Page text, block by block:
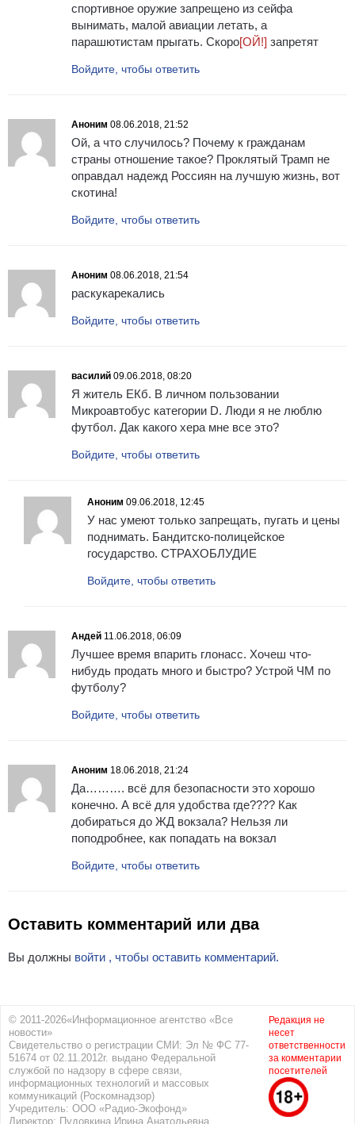
спортивное оружие запрещено из сейфа
вынимать, малой авиации летать, а
парашютистам прыгать. Скоро[ОЙ!] запретят
Войдите, чтобы ответить
Аноним 08.06.2018, 21:52
Ой, а что случилось? Почему к гражданам
страны отношение такое? Проклятый Трамп не
оправдал надежд Россиян на лучшую жизнь, вот
скотина!
Войдите, чтобы ответить
Аноним 08.06.2018, 21:54
раскукарекались
Войдите, чтобы ответить
василий 09.06.2018, 08:20
Я житель ЕКб. В личном пользовании
Микроавтобус категории D. Люди я не люблю
футбол. Дак какого хера мне все это?
Войдите, чтобы ответить
Аноним 09.06.2018, 12:45
У нас умеют только запрещать, пугать и цены
поднимать. Бандитско-полицейское
государство. СТРАХОБЛУДИЕ
Войдите, чтобы ответить
Андей 11.06.2018, 06:09
Лучшее время впарить глонасс. Хочеш что-
нибудь продать много и быстро? Устрой ЧМ по
футболу?
Войдите, чтобы ответить
Аноним 18.06.2018, 21:24
Да………. всё для безопасности это хорошо
конечно. А всё для удобства где???? Как
добираться до ЖД вокзала? Нельзя ли
поподробнее, как попадать на вокзал
Войдите, чтобы ответить
Оставить комментарий или два
Вы должны войти , чтобы оставить комментарий.
© 2011-2026«Информационное агентство «Все
новости»
Свидетельство о регистрации СМИ: Эл № ФС 77-
51674 от 02.11.2012г. выдано Федеральной
службой по надзору в сфере связи,
информационных технологий и массовых
коммуникаций (Роскомнадзор)
Учредитель: ООО «Радио-Экофонд»
Директор: Пудовкина Ирина Анатольевна
Редакция не
несет
ответственности
за комментарии
посетителей